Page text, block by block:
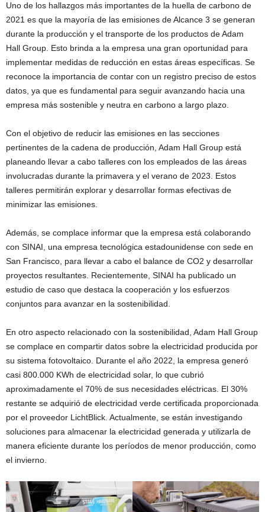
Uno de los hallazgos más importantes de la huella de carbono de
2021 es que la mayoría de las emisiones de Alcance 3 se generan
durante la producción y el transporte de los productos de Adam
Hall Group. Esto brinda a la empresa una gran oportunidad para
implementar medidas de reducción en estas áreas específicas. Se
reconoce la importancia de contar con un registro preciso de estos
datos, ya que es fundamental para seguir avanzando hacia una
empresa más sostenible y neutra en carbono a largo plazo.
Con el objetivo de reducir las emisiones en las secciones
pertinentes de la cadena de producción, Adam Hall Group está
planeando llevar a cabo talleres con los empleados de las áreas
involucradas durante la primavera y el verano de 2023. Estos
talleres permitirán explorar y desarrollar formas efectivas de
minimizar las emisiones.
Además, se complace informar que la empresa está colaborando
con SINAI, una empresa tecnológica estadounidense con sede en
San Francisco, para llevar a cabo el balance de CO2 y desarrollar
proyectos resultantes. Recientemente, SINAI ha publicado un
estudio de caso que destaca la cooperación y los esfuerzos
conjuntos para avanzar en la sostenibilidad.
En otro aspecto relacionado con la sostenibilidad, Adam Hall Group
se complace en compartir datos sobre la electricidad producida por
su sistema fotovoltaico. Durante el año 2022, la empresa generó
casi 800.000 KWh de electricidad solar, lo que cubrió
aproximadamente el 70% de sus necesidades eléctricas. El 30%
restante se adquirió de electricidad verde certificada proporcionada
por el proveedor LichtBlick. Actualmente, se están investigando
soluciones para almacenar la electricidad generada y utilizarla de
manera eficiente durante los períodos de menor producción, como
el invierno.